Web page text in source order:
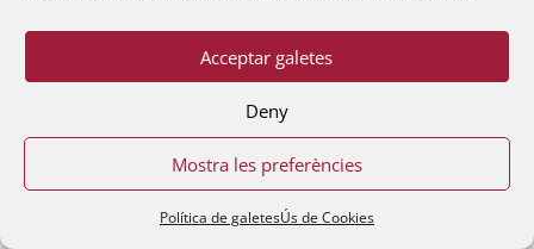
Acceptar galetes
Deny
Mostra les preferències
Política de galetesÚs de Cookies